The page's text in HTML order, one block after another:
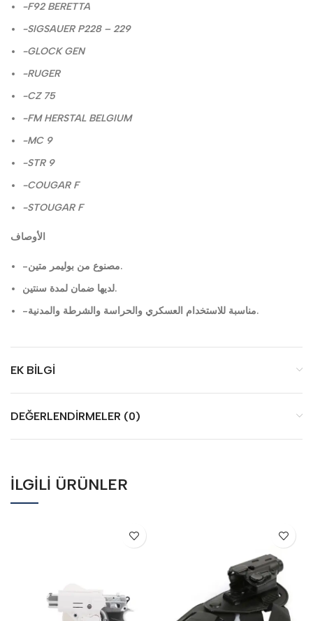
-F92 BERETTA
-SIGSAUER P228 – 229
-GLOCK GEN
-RUGER
-CZ 75
-FM HERSTAL BELGIUM
-MC 9
-STR 9
-COUGAR F
-STOUGAR F
الأوصاف
-مصنوع من بوليمر متين.
لديها ضمان لمدة سنتين.
-مناسبة للاستخدام العسكري والحراسة والشرطة والمدنية.
EK BILGI
DEĞERLENDIRMELER (0)
İLGILI ÜRÜNLER